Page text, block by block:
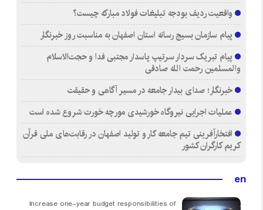
واقعیت ردیف بودجه تبلیغات فولاد مبارکه چیست؟
پیام سازمان بسیج رسانه استان اصفهان به مناسبت روز خبرنگار
پیام تبریک سردار سرتیپ پاسدار مجتبی فدا و حجت‌الاسلام
والمسلمین رحمت الله صادقی
خبرنگار؛ صدای بیدار جامعه در مسیر آگاهی و حقیقت
عملیات اجرایی نیروگاه خورشیدی مورچه خورت شروع شده است
افتخارآفرینی تیم جامعه کار و تولید اصفهان در رقابت‌های ملی قرآن
کریم کارگران کشور
en
Increase one-year budget responsibilities of